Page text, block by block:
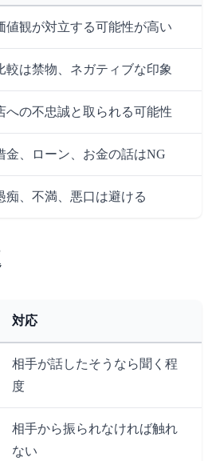
値観が対立する可能性が高い
較は禁物、ネガティブな印象
への不忠誠と取られる可能性
金、ローン、お金の話はNG
痴、不満、悪口は避ける
対応
相手が話したそうなら聞く程
度
相手から振られなければ触れ
ない